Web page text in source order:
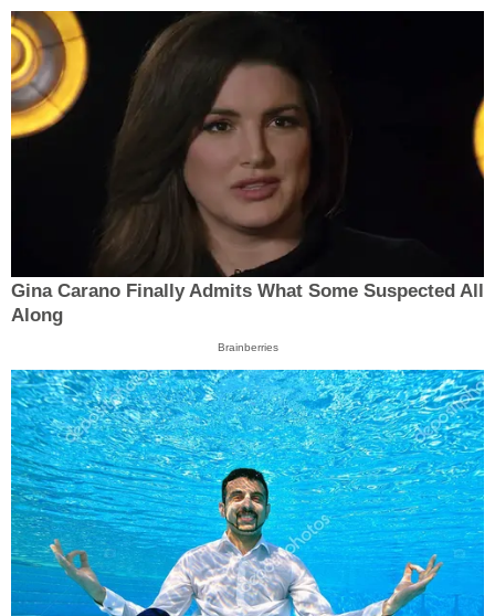
Gina Carano Finally Admits What Some Suspected All
Along
Brainberries